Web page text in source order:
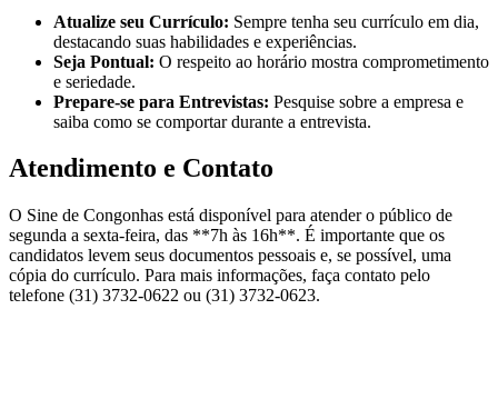
Atualize seu Currículo: Sempre tenha seu currículo em dia,
destacando suas habilidades e experiências.
Seja Pontual: O respeito ao horário mostra comprometimento
e seriedade.
Prepare-se para Entrevistas: Pesquise sobre a empresa e
saiba como se comportar durante a entrevista.
Atendimento e Contato
O Sine de Congonhas está disponível para atender o público de
segunda a sexta-feira, das **7h às 16h**. É importante que os
candidatos levem seus documentos pessoais e, se possível, uma
cópia do currículo. Para mais informações, faça contato pelo
telefone (31) 3732-0622 ou (31) 3732-0623.